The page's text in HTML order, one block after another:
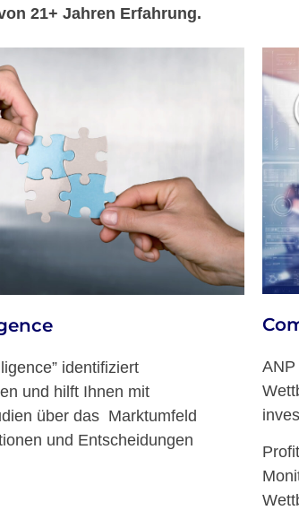
21+ Jahren Erfahrung.
identifiziert
und hilft Ihnen mit
über das Marktumfeld
und Entscheidungen
ANP